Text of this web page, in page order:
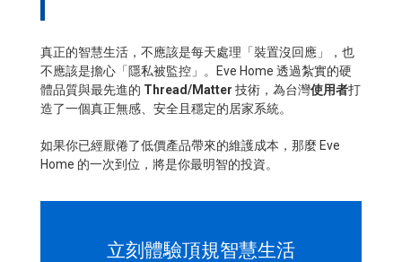
真正的智慧生活，不應該是每天處理「裝置沒回應」，也
不應該是擔心「隱私被監控」。Eve Home 透過紮實的硬
體品質與最先進的 Thread/Matter 技術，為台灣使用者打
造了一個真正無感、安全且穩定的居家系統。
如果你已經厭倦了低價產品帶來的維護成本，那麼 Eve
Home 的一次到位，將是你最明智的投資。
立刻體驗頂規智慧生活